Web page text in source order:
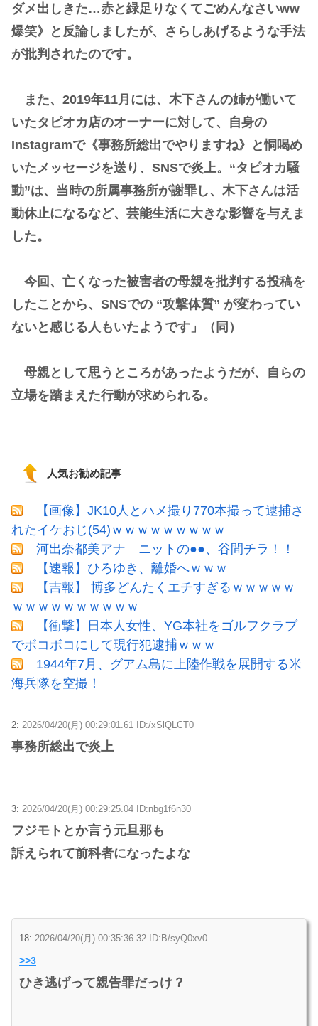
ダメ出しきた…赤と緑足りなくてごめんなさいww
爆笑》と反論しましたが、さらしあげるような手法
が批判されたのです。
また、2019年11月には、木下さんの姉が働いて
いたタピオカ店のオーナーに対して、自身の
Instagramで《事務所総出でやりますね》と恫喝め
いたメッセージを送り、SNSで炎上。“タピオカ騒
動”は、当時の所属事務所が謝罪し、木下さんは活
動休止になるなど、芸能生活に大きな影響を与えま
した。
今回、亡くなった被害者の母親を批判する投稿を
したことから、SNSでの “攻撃体質” が変わってい
ないと感じる人もいたようです」（同）
母親として思うところがあったようだが、自らの
立場を踏まえた行動が求められる。
人気お勧め記事
【画像】JK10人とハメ撮り770本撮って逮捕さ
れたイケおじ(54)ｗｗｗｗｗｗｗｗｗ
河出奈都美アナ ニットの●●、谷間チラ！！
【速報】ひろゆき、離婚へｗｗｗ
【吉報】 博多どんたくエチすぎるｗｗｗｗｗ
ｗｗｗｗｗｗｗｗｗｗ
【衝撃】日本人女性、YG本社をゴルフクラブ
でボコボコにして現行犯逮捕ｗｗｗ
1944年7月、グアム島に上陸作戦を展開する米
海兵隊を空撮！
2: 2026/04/20(月) 00:29:01.61 ID:/xSlQLCT0
事務所総出で炎上
3: 2026/04/20(月) 00:29:25.04 ID:nbg1f6n30
フジモトとか言う元旦那も
訴えられて前科者になったよな
18: 2026/04/20(月) 00:35:36.32 ID:B/syQ0xv0
>>3
ひき逃げって親告罪だっけ？